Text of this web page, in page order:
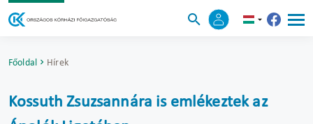
Főoldal Hírek
Kossuth Zsuzsannára is emlékeztek az